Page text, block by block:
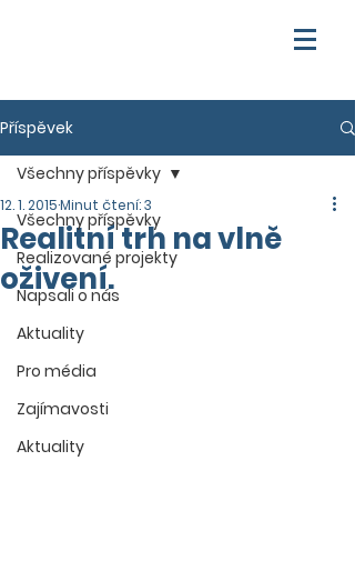
Příspěvek
Všechny příspěvky
Realizované projekty
Napsali o nás
Aktuality
Pro média
Zajímavosti
Aktuality
Všechny příspěvky
Realitní trh na vlně
oživení.
12. 1. 2015Minut čtení: 3